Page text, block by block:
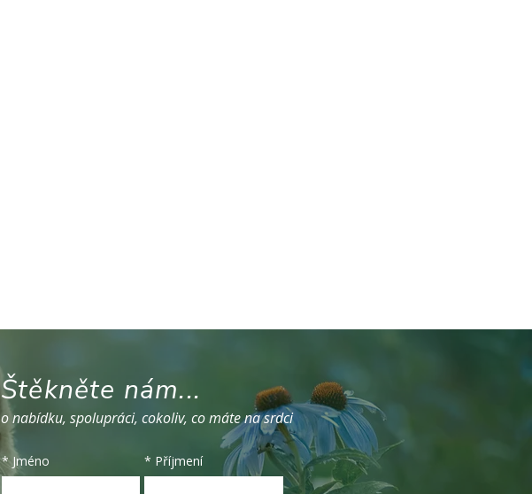
o nabídku, spolupráci, cokoliv, co máte na srdci
* Jméno * Příjmení
Štěkněte nám...